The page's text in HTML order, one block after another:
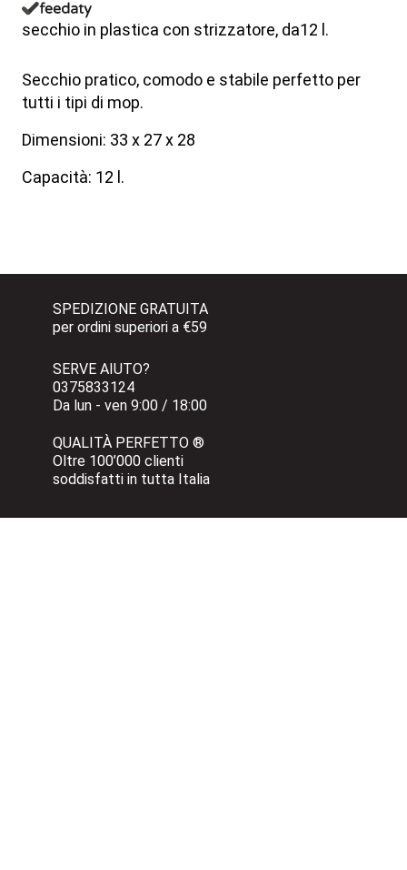
secchio in plastica con strizzatore, da12 l.
Secchio pratico, comodo e stabile perfetto per
tutti i tipi di mop.
Dimensioni: 33 x 27 x 28
Capacità: 12 l.
SPEDIZIONE GRATUITA
per ordini superiori a €59
SERVE AIUTO?
0375833124
Da lun - ven 9:00 / 18:00
QUALITÀ PERFETTO ®
Oltre 100’000 clienti
soddisfatti in tutta Italia